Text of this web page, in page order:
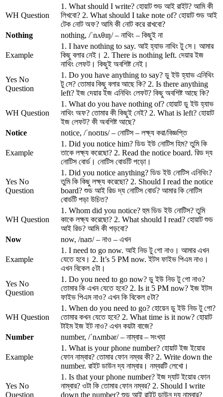
WH Question
1. What should I write? হোয়াট শুড আই রাইট? আমি কী
লিখবো? 2. What should I take note of? হোয়াট শুড আই
টেক নোট অফ? আমি কী নোট করে রাখবো?
Nothing
nothing, /ˈnʌθɪŋ/ – নাথিং – কিছুই না
Example
1. I have nothing to say. আই হ্যাভ নাথিং টু সে। আমার
কিছু বলার নেই। 2. There is nothing left. দেয়ার ইজ
নাথিং লেফট। কিছুই অবশিষ্ট নেই।
Yes No
Question
1. Do you have anything to say? ডু ইউ হ্যাভ এনিথিং
টু সে? তোমার কিছু বলার আছে কি? 2. Is there anything
left? ইজ দেয়ার ইজ এনিথিং লেফট? কিছু অবশিষ্ট আছে কি?
WH Question
1. What do you have nothing of? হোয়াট ডু ইউ হ্যাভ
নাথিং অফ? তোমার কী কিছুই নেই? 2. What is left? হোয়াট
ইজ লেফট? কী অবশিষ্ট আছে?
Notice
notice, /ˈnoʊtɪs/ – নোটিস – লক্ষ্য করা/বিজ্ঞপ্তি
Example
1. Did you notice him? ডিড ইউ নোটিস হিম? তুমি কি
তাকে লক্ষ্য করেছো? 2. Read the notice board. রিড দ্য
নোটিস বোর্ড। নোটিস বোর্ডটি পড়ো।
Yes No
Question
1. Did you notice anything? ডিড ইউ নোটিস এনিথিং?
তুমি কি কিছু লক্ষ্য করেছো? 2. Should I read the notice
board? শুড আই রিড দ্য নোটিস বোর্ড? আমার কি নোটিস
বোর্ডটি পড়া উচিত?
WH Question
1. Whom did you notice? হুম ডিড ইউ নোটিস? তুমি
কাকে লক্ষ্য করেছো? 2. What should I read? হোয়াট শুড
আই রিড? আমি কী পড়বো?
Now
now, /naʊ/ – নাও – এখন
Example
1. I need to go now. আই নিড টু গো নাও। আমার এখন
যেতে হবে। 2. It’s 5 PM now. ইটস ফাইভ পিএম নাও।
এখন বিকেল ৫টা।
Yes No
Question
1. Do you need to go now? ডু ইউ নিড টু গো নাও?
তোমার কি এখন যেতে হবে? 2. Is it 5 PM now? ইজ ইটস
ফাইভ পিএম নাও? এখন কি বিকেল ৫টা?
WH Question
1. When do you need to go? হোয়েন ডু ইউ নিড টু গো?
তোমার কখন যেতে হবে? 2. What time is it now? হোয়াট
টাইম ইজ ইট নাও? এখন কয়টা বাজে?
Number
number, /ˈnʌmbər/ – নাম্বার – সংখ্যা
Example
1. What is your phone number? হোয়াট ইজ ইয়োর
ফোন নাম্বার? তোমার ফোন নম্বর কী? 2. Write down the
number. রাইট ডাউন দ্য নাম্বার। নম্বরটি লেখো।
Yes No
Question
1. Is that your phone number? ইজ দ্যাট ইয়োর ফোন
নাম্বার? ওটা কি তোমার ফোন নম্বর? 2. Should I write
down the number? শুড আই রাইট ডাউন দ্য নাম্বার?